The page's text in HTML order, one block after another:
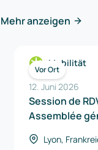
Mehr anzeigen
Vor Ort
Mobilität
12. Juni 2026
Session de
Assemblée
Lyon,